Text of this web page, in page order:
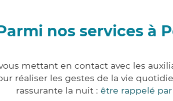
nos services à
mettant en contact avec les
réaliser les gestes de la vie
rassurante la nuit : être rappelé